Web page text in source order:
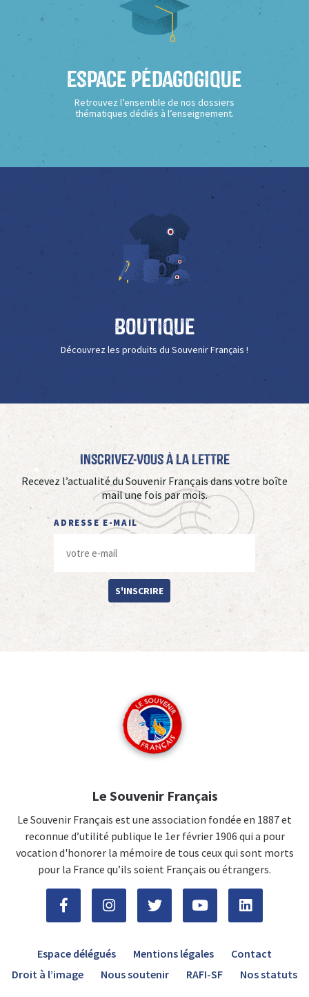
Espace Pédagogique
Retrouvez l’ensemble de nos dossiers
thématiques dédiés à l’enseignement.
Boutique
Découvrez les produits du Souvenir Français !
Inscrivez-vous à La Lettre
Recevez l’actualité du Souvenir Français dans votre boîte
mail une fois par mois.
ADRESSE E-MAIL
S'INSCRIRE
Le Souvenir Français
Le Souvenir Français est une association fondée en 1887 et
reconnue d’utilité publique le 1er février 1906 qui a pour
vocation d'honorer la mémoire de tous ceux qui sont morts
pour la France qu’ils soient Français ou étrangers.
Espace délégués Mentions légales
Contact
Droit à l’image
Nous soutenir RAFI-SF Nos statuts